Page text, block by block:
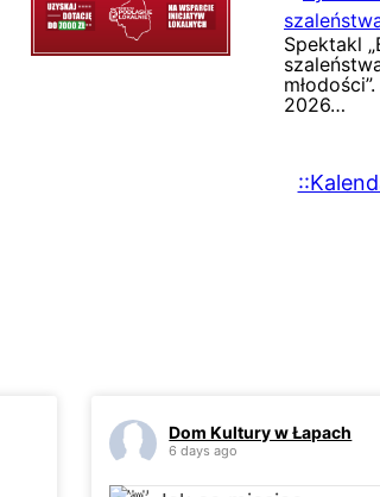
Spektakl
2026…
Dom Kultury w Łapach
6 days ago